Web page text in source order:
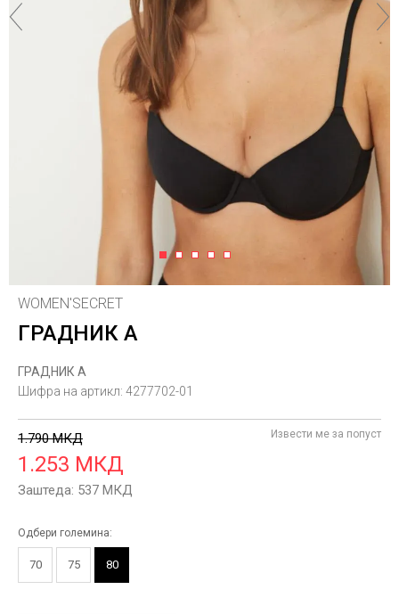
1 2 3 4 5
WOMEN'SECRET
ГРАДНИК А
ГРАДНИК А
Шифра на артикл: 4277702-01
1.790 МКД
1.253 МКД
Заштеда: 537 МКД
Извести ме за попуст
Одбери големина:
70 75 80